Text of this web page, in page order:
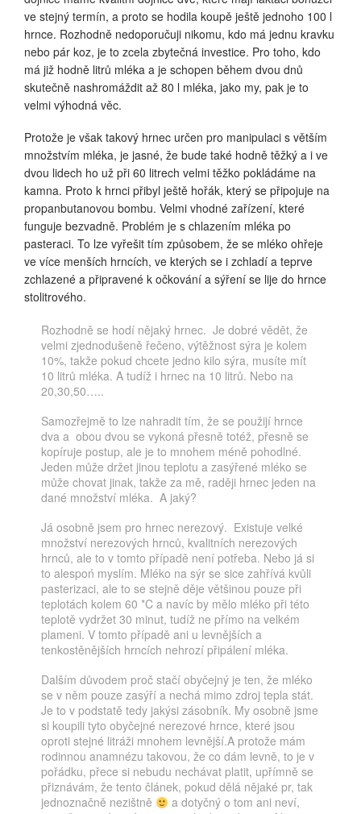
ve stejný termín, a proto se hodila koupě ještě jednoho 100 l
hrnce. Rozhodně nedoporučuji nikomu, kdo má jednu kravku
nebo pár koz, je to zcela zbytečná investice. Pro toho, kdo
má již hodně litrů mléka a je schopen během dvou dnů
skutečně nashromáždit až 80 l mléka, jako my, pak je to
velmi výhodná věc.
Protože je však takový hrnec určen pro manipulaci s větším
množstvím mléka, je jasné, že bude také hodně těžký a i ve
dvou lidech ho už při 60 litrech velmi těžko pokládáme na
kamna. Proto k hrnci přibyl ještě hořák, který se připojuje na
propanbutanovou bombu. Velmi vhodné zařízení, které
funguje bezvadně. Problém je s chlazením mléka po
pasteraci. To lze vyřešit tím způsobem, že se mléko ohřeje
ve více menších hrncích, ve kterých se i zchladí a teprve
zchlazené a připravené k očkování a sýření se lije do hrnce
stolitrového.
Rozhodně se hodí nějaký hrnec. Je dobré vědět, že
velmi zjednodušeně řečeno, výtěžnost sýra je kolem
10%, takže pokud chcete jedno kilo sýra, musíte mít
10 litrů mléka. A tudíž i hrnec na 10 litrů. Nebo na
20,30,50…..
Samozřejmě to lze nahradit tím, že se použijí hrnce
dva a obou dvou se vykoná přesně totéž, přesně se
kopíruje postup, ale je to mnohem méně pohodlné.
Jeden může držet jinou teplotu a zasýřené mléko se
může chovat jinak, takže za mě, raději hrnec jeden na
dané množství mléka. A jaký?
Já osobně jsem pro hrnec nerezový. Existuje velké
množství nerezových hrnců, kvalitních nerezových
hrnců, ale to v tomto případě není potřeba. Nebo já si
to alespoń myslím. Mléko na sýr se sice zahřívá kvůli
pasterizaci, ale to se stejně děje většinou pouze při
teplotách kolem 60 *C a navíc by mělo mléko při této
teplotě vydržet 30 minut, tudíž ne přímo na velkém
plameni. V tomto případě ani u levnějších a
tenkostěnějších hrncích nehrozí připálení mléka.
Dalším důvodem proč stačí obyčejný je ten, že mléko
se v něm pouze zasýří a nechá mimo zdroj tepla stát.
Je to v podstatě tedy jakýsi zásobník. My osobně jsme
si koupili tyto obyčejné nerezové hrnce, které jsou
oproti stejné litráži mnohem levnější.A protože mám
rodinnou anamnézu takovou, že co dám levně, to je v
pořádku, přece si nebudu nechávat platit, upřímně se
přiznávám, že tento článek, pokud dělá nějaké pr, tak
jednoznačně nezištně
a dotyčný o tom ani neví,